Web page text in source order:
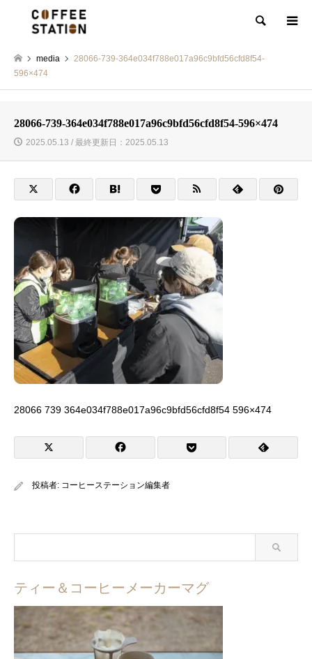
検索
media
28066-739-364e034f788e017a96c9bfd56cfd8f54-
596×474
28066-739-364e034f788e017a96c9bfd56cfd8f54-596×474
2025.05.13 / 最終更新日：2025.05.13
28066 739 364e034f788e017a96c9bfd56cfd8f54 596×474
投稿者: コーヒーステーション編集者
ティー＆コーヒーメーカーマグ